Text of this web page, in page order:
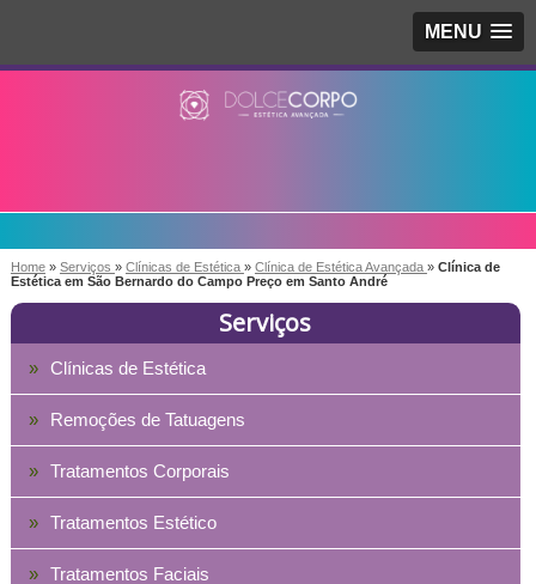
MENU
Home » Serviços » Clínicas de Estética » Clínica de Estética Avançada » Clínica de
Estética em São Bernardo do Campo Preço em Santo André
Serviços
Clínicas de Estética
Remoções de Tatuagens
Tratamentos Corporais
Tratamentos Estético
Tratamentos Faciais